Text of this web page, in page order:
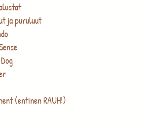
ja puruluut
(entinen RAUH!)